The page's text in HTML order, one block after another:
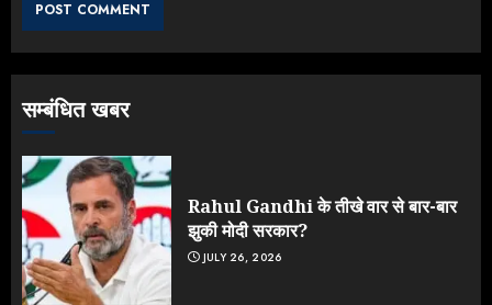
सम्बंधित खबर
Rahul Gandhi के तीखे वार से बार-बार
झुकी मोदी सरकार?
JULY 26, 2026
4